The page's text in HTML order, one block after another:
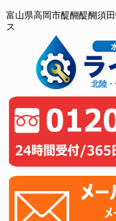
富山県高岡市醍醐醍醐須
ス
北陸